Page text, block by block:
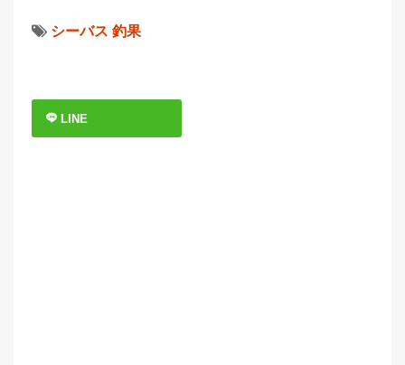
シーバス 釣果
LINE